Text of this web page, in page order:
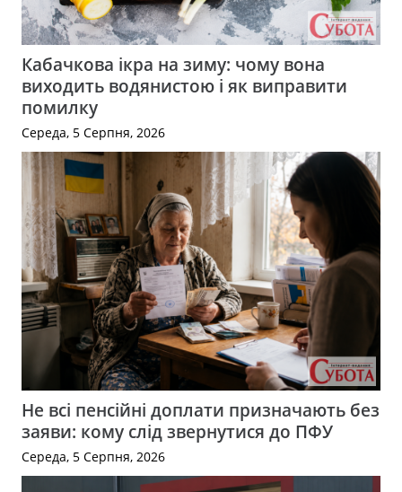
Кабачкова ікра на зиму: чому вона
виходить водянистою і як виправити
помилку
Середа, 5 Серпня, 2026
Не всі пенсійні доплати призначають без
заяви: кому слід звернутися до ПФУ
Середа, 5 Серпня, 2026